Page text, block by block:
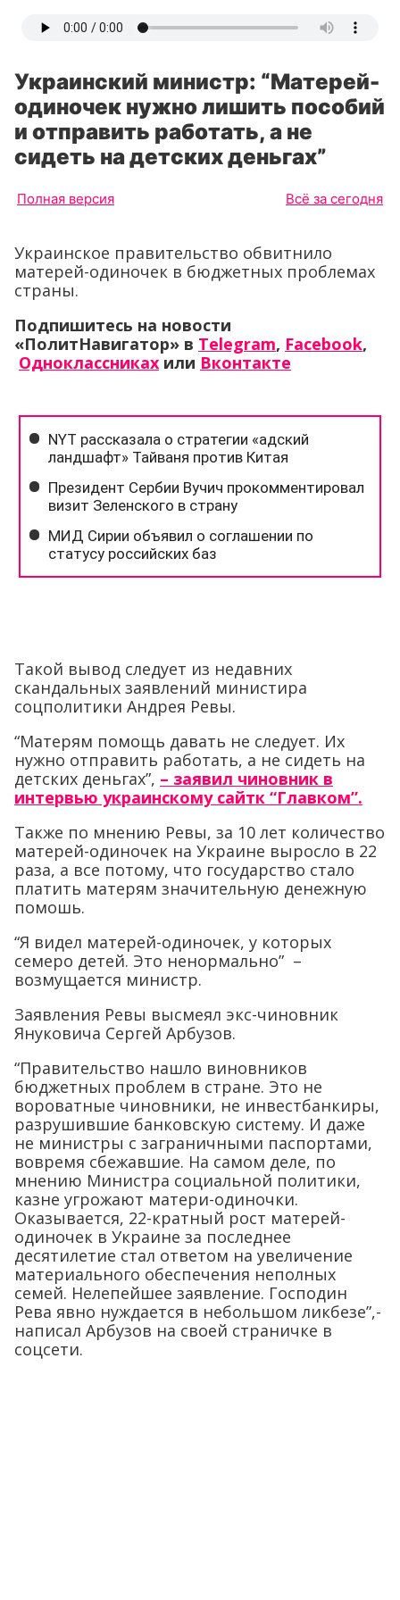
Украинский министр: “Матерей-
одиночек нужно лишить пособий
и отправить работать, а не
сидеть на детских деньгах”
Полная версия Всё за сегодня
Украинское правительство обвитнило
матерей-одиночек в бюджетных проблемах
страны.
Подпишитесь на новости
«ПолитНавигатор» в Telegram, Facebook,
Одноклассниках или Вконтакте
Такой вывод следует из недавних
скандальных заявлений министира
соцполитики Андрея Ревы.
“Матерям помощь давать не следует. Их
нужно отправить работать, а не сидеть на
детских деньгах”, – заявил чиновник в
интервью украинскому сайтк “Главком”.
Также по мнению Ревы, за 10 лет количество
матерей-одиночек на Украине выросло в 22
раза, а все потому, что государство стало
платить матерям значительную денежную
помошь.
“Я видел матерей-одиночек, у которых
семеро детей. Это ненормально” –
возмущается министр.
Заявления Ревы высмеял экс-чиновник
Януковича Сергей Арбузов.
“Правительство нашло виновников
бюджетных проблем в стране. Это не
вороватные чиновники, не инвестбанкиры,
разрушившие банковскую систему. И даже
не министры с заграничными паспортами,
вовремя сбежавшие. На самом деле, по
мнению Министра социальной политики,
казне угрожают матери-одиночки.
Оказывается, 22-кратный рост матерей-
одиночек в Украине за последнее
десятилетие стал ответом на увеличение
материального обеспечения неполных
семей. Нелепейшее заявление. Господин
Рева явно нуждается в небольшом ликбезе”,-
написал Арбузов на своей страничке в
соцсети.